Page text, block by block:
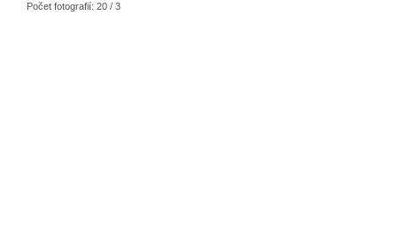
Počet fotografií: 20 / 3